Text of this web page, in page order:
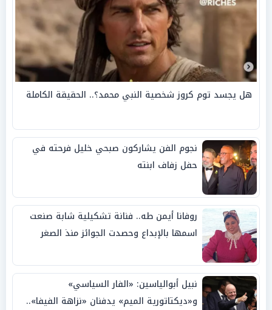
هل يجسد توم كروز شخصية النبي محمد؟.. الحقيقة الكاملة
نجوم الفن يشاركون صبحي خليل فرحته في
حفل زفاف ابنته
روفانا أيمن طه.. فنانة تشكيلية شابة صنعت
اسمها بالإبداع وحصدت الجوائز منذ الصغر
نبيل أبوالياسين: «الفار السياسي»
و«ديكتاتورية الميم» يدفنان «نزاهة الفيفا»..